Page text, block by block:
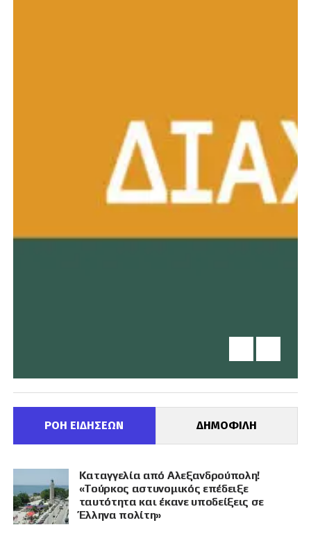
ΡΟΗ ΕΙΔΗΣΕΩΝ ΔΗΜΟΦΙΛΗ
Καταγγελία από Αλεξανδρούπολη!
«Τούρκος αστυνομικός επέδειξε
ταυτότητα και έκανε υποδείξεις σε
Έλληνα πολίτη»